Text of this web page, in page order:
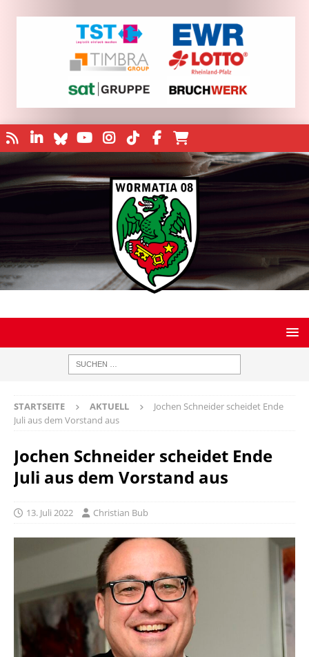
STARTSEITE AKTUELL
Jochen Schneider scheidet Ende
Juli aus dem Vorstand aus
Jochen Schneider scheidet Ende
Juli aus dem Vorstand aus
13. Juli 2022 Christian Bub